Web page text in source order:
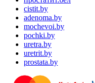
cistit.by
adenoma.by
mochevoi.by
pochki.by
uretra.by
uretrit.by
prostata.by